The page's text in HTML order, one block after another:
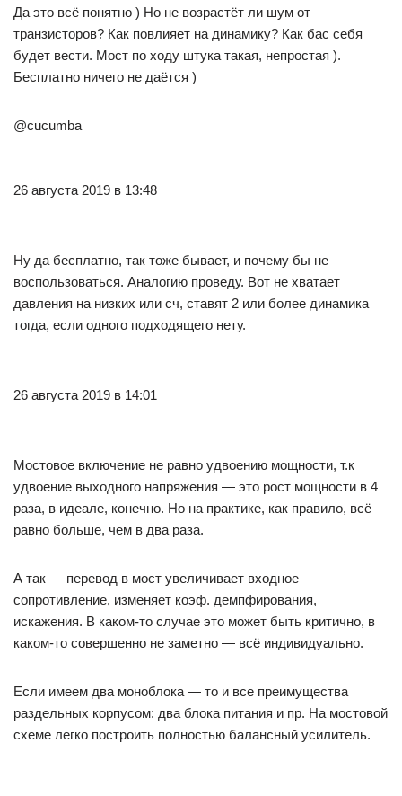
Да это всё понятно ) Но не возрастёт ли шум от
транзисторов? Как повлияет на динамику? Как бас себя
будет вести. Мост по ходу штука такая, непростая ).
Бесплатно ничего не даётся )
@cucumba
26 августа 2019 в 13:48
Ну да бесплатно, так тоже бывает, и почему бы не
воспользоваться. Аналогию проведу. Вот не хватает
давления на низких или сч, ставят 2 или более динамика
тогда, если одного подходящего нету.
26 августа 2019 в 14:01
Мостовое включение не равно удвоению мощности, т.к
удвоение выходного напряжения — это рост мощности в 4
раза, в идеале, конечно. Но на практике, как правило, всё
равно больше, чем в два раза.
А так — перевод в мост увеличивает входное
сопротивление, изменяет коэф. демпфирования,
искажения. В каком-то случае это может быть критично, в
каком-то совершенно не заметно — всё индивидуально.
Если имеем два моноблока — то и все преимущества
раздельных корпусом: два блока питания и пр. На мостовой
схеме легко построить полностью балансный усилитель.